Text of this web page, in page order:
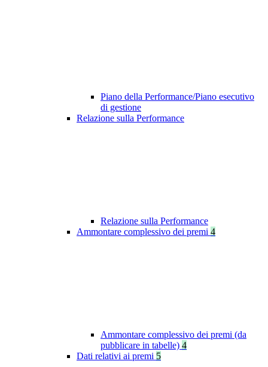
Piano della Performance/Piano esecutivo
di gestione
Relazione sulla Performance
Relazione sulla Performance
Ammontare complessivo dei premi 4
Ammontare complessivo dei premi (da
pubblicare in tabelle) 4
Dati relativi ai premi 5